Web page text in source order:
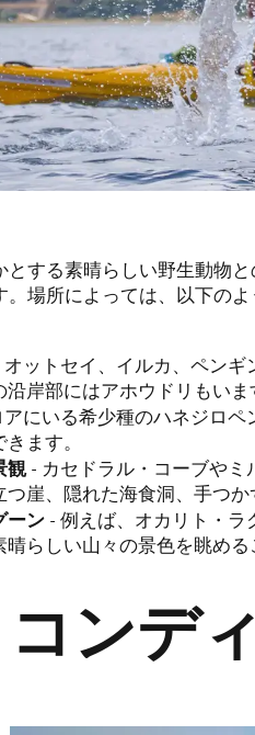
とする素晴らしい野生動物
。場所によっては、以下の
オットセイ、イルカ、ペン
沿岸部にはアホウドリもいま
アにいる希少種のハネジロ
ます。
観- カセドラル・コーブやミ
つ崖、隠れた海食洞、手つ
ーン - 例えば、オカリト・ラ
晴らしい山々の景色を眺め
コンデ